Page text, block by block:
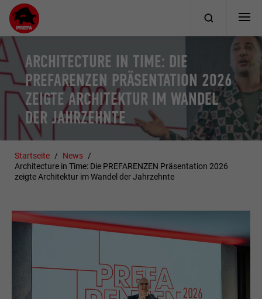
ARCHITECTURE IN TIME: DIE
PREFARENZEN PRÄSENTATION 2026
ZEIGTE ARCHITEKTUR IM WANDEL
DER JAHRZEHNTE
Startseite
News
Architecture in Time: Die PREFARENZEN Präsentation 2026
zeigte Architektur im Wandel der Jahrzehnte